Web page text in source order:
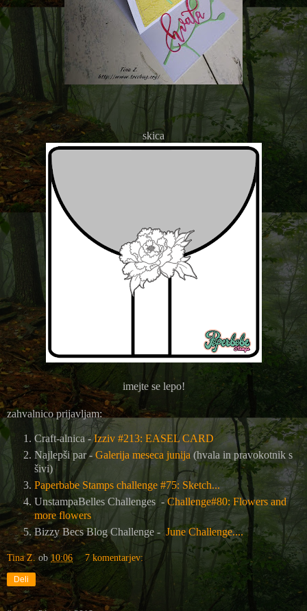
skica
imejte se lepo!
zahvalnico prijavljam:
Craft-alnica -Izziv #213: EASEL CARD
Najlepši par - Galerija meseca junija (hvala in pravokotnik s
šivi)
Paperbabe Stamps challenge #75: Sketch...
UnstampaBelles Challenges - Challenge#80: Flowers and
more flowers
Bizzy Becs Blog Challenge -June Challenge....
Tina Z. ob10:06 7 komentarjev:
Deli